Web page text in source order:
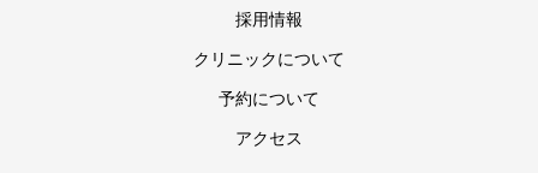
採用情報
クリニックについて
予約について
アクセス